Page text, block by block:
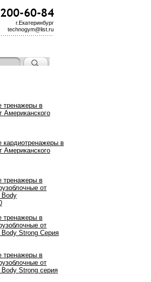
г.Екатеринбург
technogym@list.ru
тренажеры в
Американского
в
Американского
тренажеры в
от
Body
тренажеры в
от
Body Strong Серия
тренажеры в
от
Strong серия